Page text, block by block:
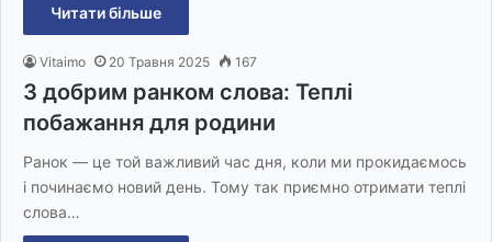
Читати більше
Vitaimo 20 Травня 2025 167
З добрим ранком слова: Теплі
побажання для родини
Ранок — це той важливий час дня, коли ми прокидаємось
і починаємо новий день. Тому так приємно отримати теплі
слова…